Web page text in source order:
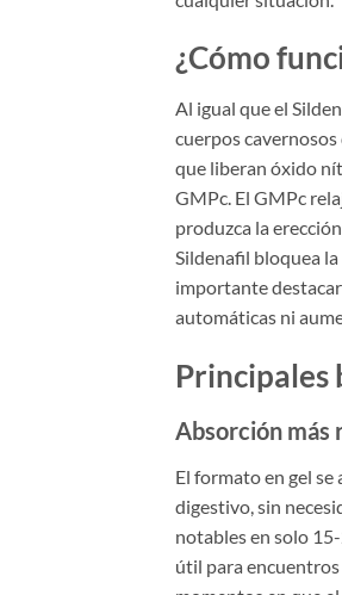
¿Cómo
Al igual que el
cuerpos
que liberan óxido
GMPc. El GMPc
produzca la
Sildenafil bloquea
importante
automáticas ni
Principales
Absorción más
El formato en gel
digestivo, sin
notables en solo
útil para